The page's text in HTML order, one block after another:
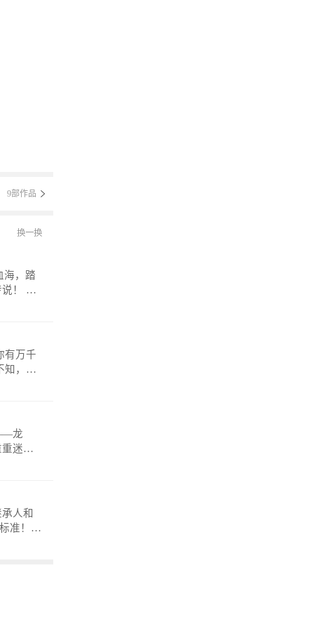
9部作品
换一换
微
龙
迷
人和